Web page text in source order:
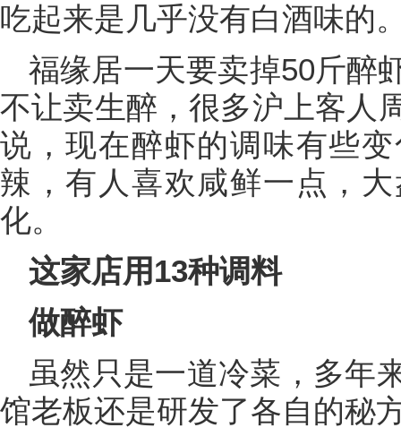
吃起来是几乎没有白酒味的
福缘居一天要卖掉50斤醉
不让卖生醉，很多沪上客人
说，现在醉虾的调味有些
辣，有人喜欢咸鲜一点，
化。
这家店用13种调料
做醉虾
虽然只是一道冷菜，多年
馆老板还是研发了各自的秘